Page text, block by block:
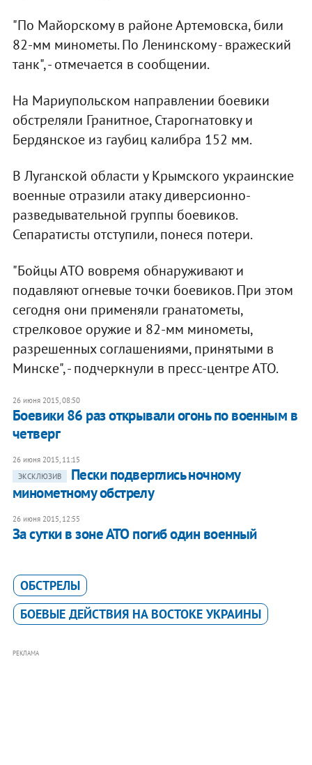
"По Майорскому в районе Артемовска, били
82-мм минометы. По Ленинскому - вражеский
танк", - отмечается в сообщении.
На Мариупольском направлении боевики
обстреляли Гранитное, Старогнатовку и
Бердянское из гаубиц калибра 152 мм.
В Луганской области у Крымского украинские
военные отразили атаку диверсионно-
разведывательной группы боевиков.
Сепаратисты отступили, понеся потери.
"Бойцы АТО вовремя обнаруживают и
подавляют огневые точки боевиков. При этом
сегодня они применяли гранатометы,
стрелковое оружие и 82-мм минометы,
разрешенных соглашениями, принятыми в
Минске", - подчеркнули в пресс-центре АТО.
26 июня 2015, 08:50
Боевики 86 раз открывали огонь по военным в
четверг
26 июня 2015, 11:15
ЭКСКЛЮЗИВ
Пески подверглись ночному
минометному обстрелу
26 июня 2015, 12:55
За сутки в зоне АТО погиб один военный
ОБСТРЕЛЫ
БОЕВЫЕ ДЕЙСТВИЯ НА ВОСТОКЕ УКРАИНЫ
РЕКЛАМА